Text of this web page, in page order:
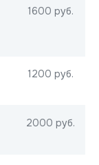
1600 руб.
1200 руб.
2000 руб.